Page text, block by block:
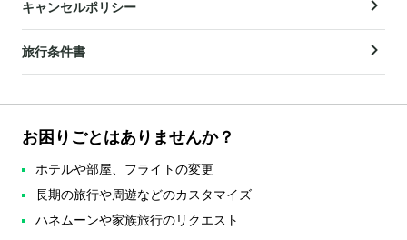
キャンセルポリシー
旅行条件書
お困りごとはありませんか？
ホテルや部屋、フライトの変更
長期の旅行や周遊などのカスタマイズ
ハネムーンや家族旅行のリクエスト